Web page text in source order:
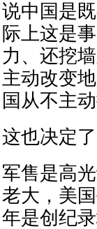
说中国是
际上这是
力、还挖
主动改变
国从不主
这也决定
军售是高
老大，美
年是创纪